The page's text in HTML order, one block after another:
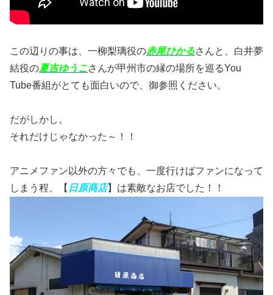
この辺りの事は、一柳梨璃役の赤尾ひかるさんと、白井夢
結役の夏吉ゆうこさんが甲州市の縁の場所を巡るYou
Tube番組がとても面白いので、御参照ください。
だがしかし。
それだけじゃなかった～！！
アニメファン以外の方々でも、一度行けばファンになって
しまう程、【 日原商店】は素敵なお店でした！！